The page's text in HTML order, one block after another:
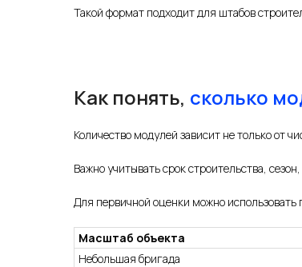
Такой формат подходит для штабов
Как понять, сколько
Количество модулей зависит не только от
Важно учитывать срок строительства,
Для первичной оценки можно использовать
Масштаб объекта
Небольшая бригада